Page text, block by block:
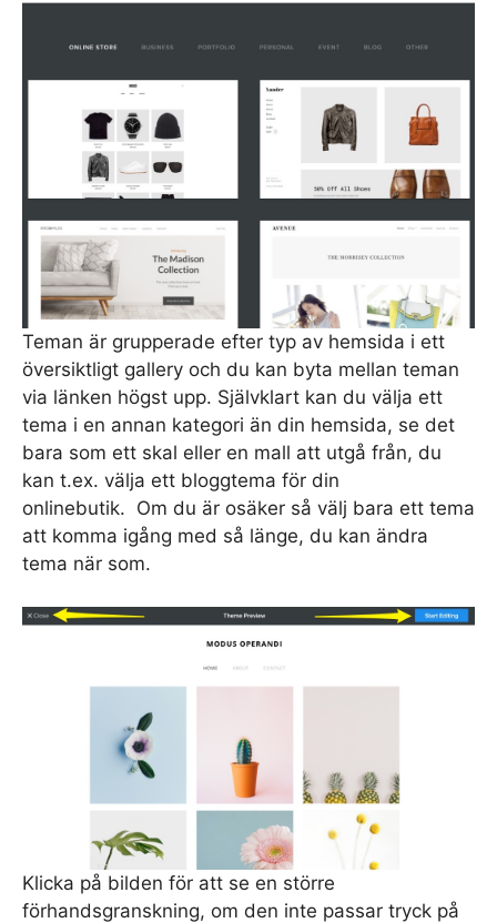
Teman är grupperade efter typ av hemsida i ett
översiktligt gallery och du kan byta mellan teman
via länken högst upp. Självklart kan du välja ett
tema i en annan kategori än din hemsida, se det
bara som ett skal eller en mall att utgå från, du
kan t.ex. välja ett bloggtema för din
onlinebutik. Om du är osäker så välj bara ett tema
att komma igång med så länge, du kan ändra
tema när som.
Klicka på bilden för att se en större
förhandsgranskning, om den inte passar tryck på